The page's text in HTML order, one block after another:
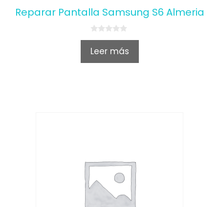
Reparar Pantalla Samsung S6 Almeria
0
u
Leer más